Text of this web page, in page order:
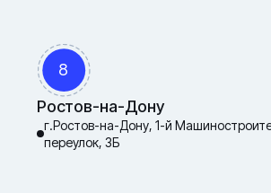
8
Ростов-на-Дону
г.Ростов-на-Дону, 1-й
переулок, 3Б